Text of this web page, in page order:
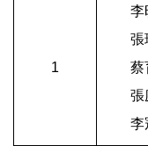
1
李
張
蔡
張
李